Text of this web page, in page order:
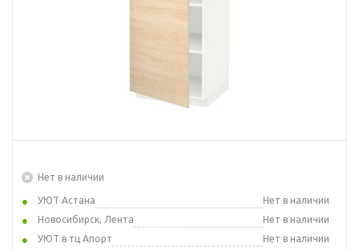
Нет в наличии
УЮТ Астана
Нет в наличии
Новосибирск, Лента
Нет в наличии
УЮТ в тц Апорт
Нет в наличии